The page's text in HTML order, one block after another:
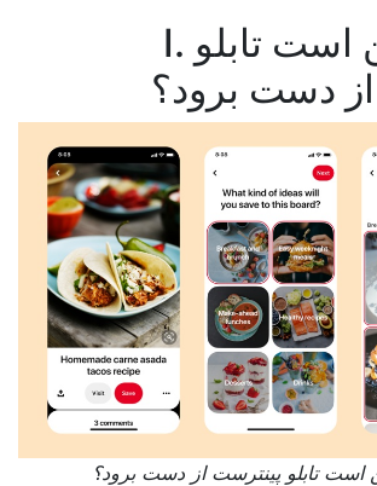
I. چرا ممکن است تابلو
دست برود؟
است تابلو پینترست از دست برود؟